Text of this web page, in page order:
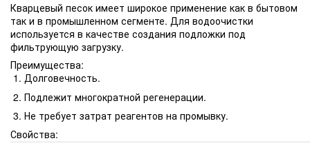
Кварцевый песок имеет широкое применение как в бытовом
так и в промышленном сегменте. Для водоочистки
используется в качестве создания подложки под
фильтрующую загрузку.
Преимущества:
Долговечность.
Подлежит многократной регенерации.
Не требует затрат реагентов на промывку.
Свойства: